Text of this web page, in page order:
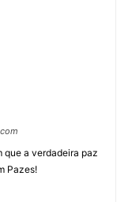
que a verdadeira paz
Pazes!